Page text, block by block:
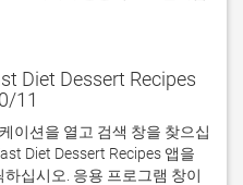
Diet Dessert Recipes
11
이션을 열고 검색 창을 찾으십
Diet Dessert Recipes 앱을
십시오. 응용 프로그램 창이